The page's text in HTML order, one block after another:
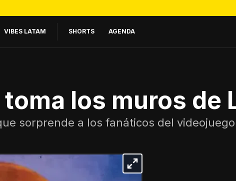
VIBES LATAM SHORTS AGENDA
los muros de
sorprende a los fanáticos del